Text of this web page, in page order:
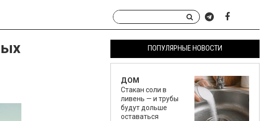
ПОПУЛЯРНЫЕ НОВОСТИ
ДОМ
Стакан соли в
ливень — и трубы
будут дольше
оставаться